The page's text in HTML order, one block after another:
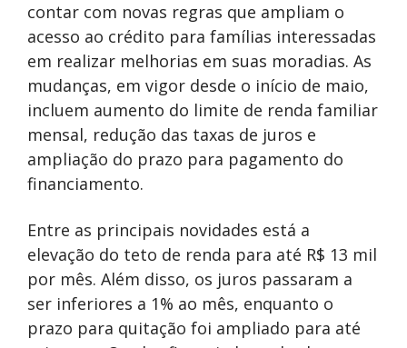
contar com novas regras que ampliam o
acesso ao crédito para famílias interessadas
em realizar melhorias em suas moradias. As
mudanças, em vigor desde o início de maio,
incluem aumento do limite de renda familiar
mensal, redução das taxas de juros e
ampliação do prazo para pagamento do
financiamento.
Entre as principais novidades está a
elevação do teto de renda para até R$ 13 mil
por mês. Além disso, os juros passaram a
ser inferiores a 1% ao mês, enquanto o
prazo para quitação foi ampliado para até